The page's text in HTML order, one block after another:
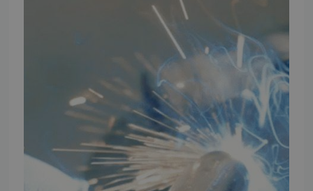
Cookie og Privatlivspolitik
Salgs- og leveringsbetingelser
Vores brands
09:00 - 16:00
09:00 - 15:30
Weekend
Lukket
FØLG TMP